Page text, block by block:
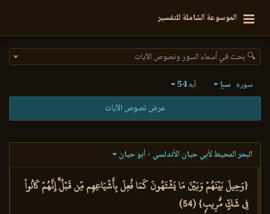
الموسوعة الشاملة للتفسير
🔍 بحث في أسماء السور ونصوص الآيات
سورة سبإ آية54
عرض نصوص الآيات
البحر المحيط لأبي حيان الأندلسي - أبو حيان
{وَحِيلَ بَيۡنَهُمۡ وَبَيۡنَ مَا يَشۡتَهُونَ كَمَا فُعِلَ بِأَشۡيَاعِهِم مِّن قَبۡلُۚ إِنَّهُمۡ كَانُواْ
فِي شَكّٖ مُّرِيبِۭ} (54)